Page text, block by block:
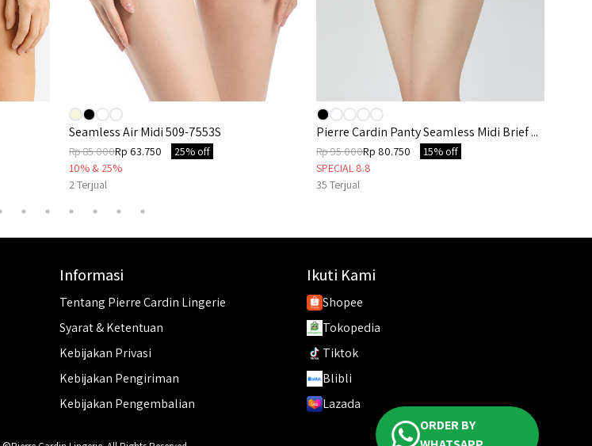
Seamless Air Midi 509-7553S
Rp 85.000Rp 63.750
25% off
10% & 25%
2Terjual
Pierre Cardin Panty Seamless Midi Brief ...
Rp 95.000Rp 80.750
15% off
SPECIAL 8.8
35 Terjual
ORDER BY
Informasi
Tentang Pierre Cardin Lingerie
Syarat & Ketentuan
Kebijakan Privasi
Kebijakan Pengiriman
Kebijakan Pengembalian
Ikuti Kami
Shopee
Tokopedia
Tiktok
Blibli
Lazada